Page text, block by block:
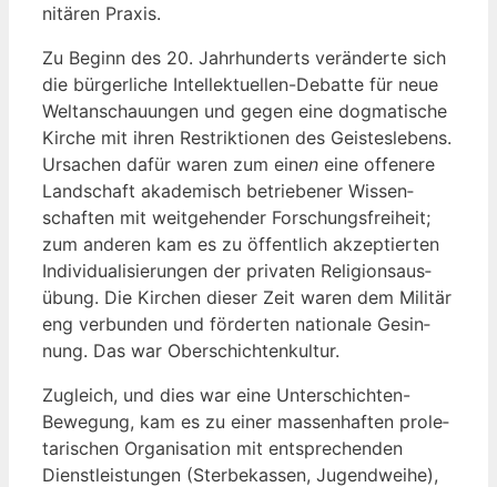
ni­tä­ren Praxis.
Zu Beginn des 20. Jahr­hun­derts ver­än­der­te sich
die bür­ger­li­che Intel­lek­tu­el­len-Debat­te für neue
Welt­an­schau­un­gen und gegen eine dog­ma­ti­sche
Kir­che mit ihren Restrik­tio­nen des Geis­tes­le­bens.
Ursa­chen dafür waren zum einen eine offe­ne­re
Land­schaft aka­de­misch betrie­be­ner Wis­sen­
schaf­ten mit weit­ge­hen­der For­schungs­frei­heit;
zum ande­ren kam es zu öffent­lich akzep­tier­ten
Indi­vi­dua­li­sie­run­gen der pri­va­ten Reli­gi­ons­aus­
übung. Die Kir­chen die­ser Zeit waren dem Mili­tär
eng ver­bun­den und för­der­ten natio­na­le Gesin­
nung. Das war Oberschichtenkultur.
Zugleich, und dies war eine Unter­schich­ten-
Bewe­gung, kam es zu einer mas­sen­haf­ten pro­le­
ta­ri­schen Orga­ni­sa­ti­on mit ent­spre­chen­den
Dienst­leis­tun­gen (Ster­be­kas­sen, Jugend­wei­he),